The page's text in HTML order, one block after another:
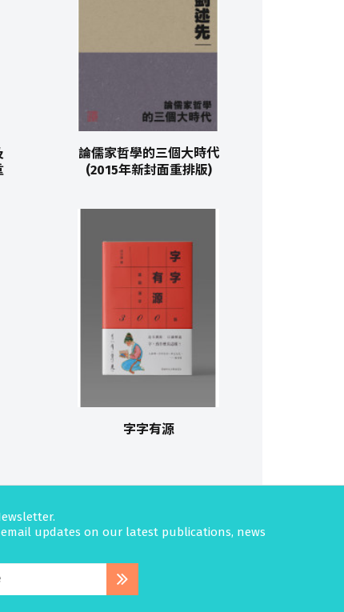
論儒家哲學的三個大時代
(2015年新封面重排版)
字字有源
email updates on our latest publications, news